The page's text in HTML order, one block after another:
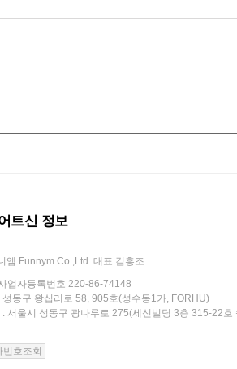
트신 정보
엠 Funnym Co.,Ltd. 대표 김흥조
업자등록번호 220-86-74148
성동구 왕십리로 58, 905호(성수동1가, FORHU)
: 서울시 성동구 광나루로 275(세신빌딩 3층 315-22호
번호조회